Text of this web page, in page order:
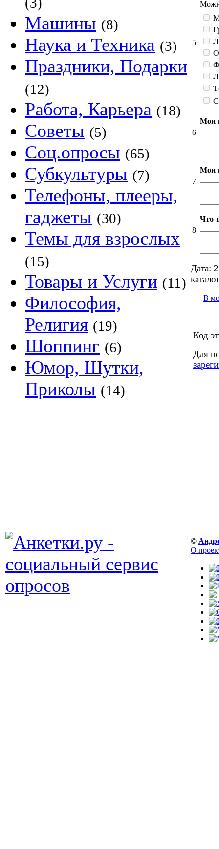
Машины (8)
Наука и Техника (3)
Праздники, Подарки
(12)
Работа, Карьера (18)
Советы (5)
Соц.опросы (65)
Субкультуры (7)
Телефоны, плееры,
гаджеты (30)
Темы для взрослых
(15)
Товары и Услуги (11)
Философия,
Религия (19)
Шоппинг (6)
Юмор, Шутки,
Приколы (14)
5.
6.
Мои
7.
Мои
8.
Что
Дата:
В
Код
Для
©
О